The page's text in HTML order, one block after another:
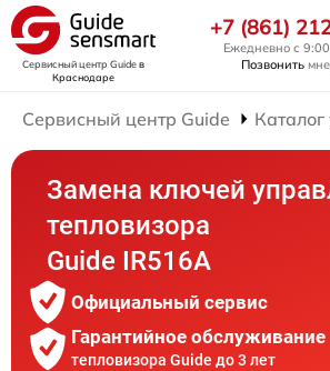
Сервисный центр Guideв
Краснодаре
+7 (861)
Ежедневно с
Позвонить
Сервисный центр Guide Каталог
Замена ключей
тепловизора
Guide IR516A
Официальный сервис
Гарантийное обслуживание
тепловизора Guide до 3 лет